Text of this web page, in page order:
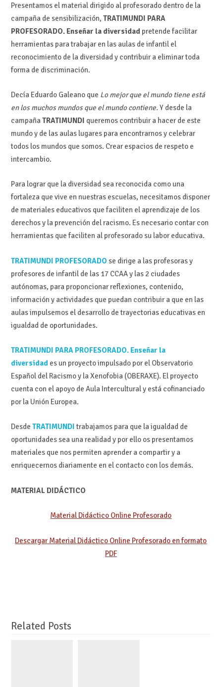
Presentamos el material dirigido al profesorado dentro de la
campaña de sensibilización, TRATIMUNDI PARA
PROFESORADO. Enseñar la diversidadpretende facilitar
herramientas para trabajar en las aulas de infantil el
reconocimiento de la diversidad y contribuir a eliminar toda
forma de discriminación.
Decía Eduardo Galeano que Lo mejor que el mundo tiene está
en los muchos mundos que el mundo contiene. Y desde la
campañaTRATIMUNDI queremos contribuir a hacer de este
mundo y de las aulas lugares para encontrarnos y celebrar
todos los mundos que somos. Crear espacios de respeto e
intercambio.
Para lograr que la diversidad sea reconocida como una
fortaleza que vive en nuestras escuelas, necesitamos disponer
de materiales educativos que faciliten el aprendizaje de los
derechos y la prevención del racismo. Es necesario contar con
herramientas que faciliten al profesorado su labor educativa.
TRATIMUNDI PROFESORADO se dirige a las profesoras y
profesores de infantil de las 17 CCAA y las 2 ciudades
autónomas, para proponcionar reflexiones, contenido,
información y actividades que puedan contribuir a que en las
aulas impulsemos el desarrollo de trayectorias educativas en
igualdad de oportunidades.
TRATIMUNDI PARA PROFESORADO. Enseñar la
diversidad es un proyecto impulsado por el Observatorio
Español del Racismo y la Xenofobia (OBERAXE). El proyecto
cuenta con el apoyo de Aula Intercultural y está cofinanciado
por la Unión Europea.
Desde TRATIMUNDI trabajamos para que la igualdad de
oportunidades sea una realidad y por ello os presentamos
materiales que nos permiten aprender a compartir y a
enriquecernos diariamente en el contacto con los demás.
MATERIAL DIDÁCTICO
Material Didáctico Online Profesorado
Descargar Material Didáctico Online Profesorado en formato
PDF
Related Posts